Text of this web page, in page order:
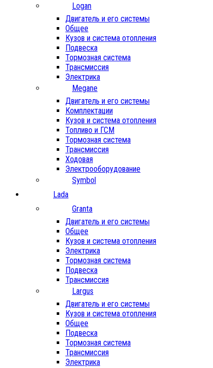
Logan
Двигатель и его системы
Общее
Кузов и система отопления
Подвеска
Тормозная система
Трансмиссия
Электрика
Megane
Двигатель и его системы
Комплектации
Кузов и система отопления
Топливо и ГСМ
Тормозная система
Трансмиссия
Ходовая
Электрооборудование
Symbol
Lada
Granta
Двигатель и его системы
Общее
Кузов и система отопления
Электрика
Тормозная система
Подвеска
Трансмиссия
Largus
Двигатель и его системы
Кузов и система отопления
Общее
Подвеска
Тормозная система
Трансмиссия
Электрика